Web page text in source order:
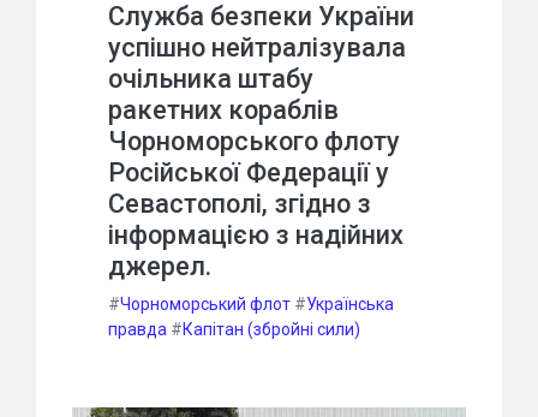
Служба безпеки України
успішно нейтралізувала
очільника штабу
ракетних кораблів
Чорноморського флоту
Російської Федерації у
Севастополі, згідно з
інформацією з надійних
джерел.
#Чорноморський флот #Українська
правда #Капітан (збройні сили)